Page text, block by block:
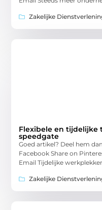
Zakelijke
Flexibele en tijdelijke
speedgate
Goed artikel? Deel hem
Facebook Share on
Email Tijdelijke
Zakelijke